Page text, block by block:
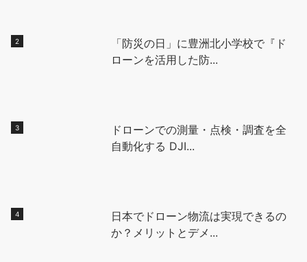
「防災の日」に豊洲北小学校で『ド
ローンを活用した防...
ドローンでの測量・点検・調査を全
自動化する DJI...
日本でドローン物流は実現できるの
か？メリットとデメ...